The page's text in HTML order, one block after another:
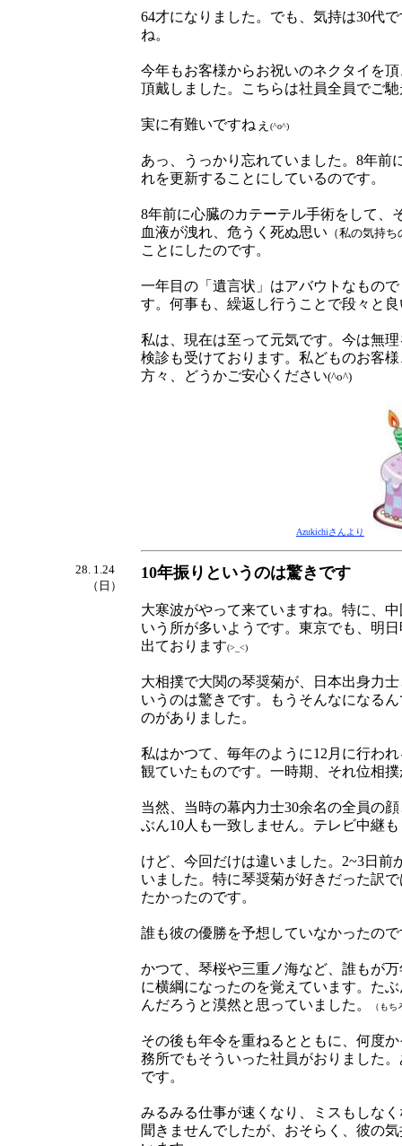
64才になりました。でも、気持は30代
ね。
今年もお客様からお祝いのネクタイを
頂戴しました。こちらは社員全員でご
実に有難いですねぇ (^o^)
あっ、うっかり忘れていました。8年前
れを更新することにしているのです。
8年前に心臓のカテーテル手術をして、
血液が洩れ、危うく死ぬ思い （私の気持
ことにしたのです。
一年目の「遺言状」はアバウトなもの
す。何事も、繰返し行うことで段々と
私は、現在は至って元気です。今は無
検診も受けております。私どものお客
方々、どうかご安心ください(^o^)
Azukichiさんより
28. 1.24
（日）
10年振りというのは驚きです
大寒波がやって来ていますね。特に、
いう所が多いようです。東京でも、明
出ております(>_<)
大相撲で大関の琴奨菊が、日本出身力
いうのは驚きです。もうそんなになる
のがありました。
私はかつて、毎年のように12月に行わ
観ていたものです。一時期、それ位相
当然、当時の幕内力士30余名の全員の
ぶん10人も一致しません。テレビ中継
けど、今回だけは違いました。2~3日
いました。特に琴奨菊が好きだった訳
たかったのです。
誰も彼の優勝を予想していなかったの
かつて、琴桜や三重ノ海など、誰もが
に横綱になったのを覚えています。た
んだろうと漠然と思っていました。
（も
その後も年令を重ねるとともに、何度
務所でもそういった社員がおりました
です。
みるみる仕事が速くなり、ミスもしな
聞きませんでしたが、おそらく、彼の